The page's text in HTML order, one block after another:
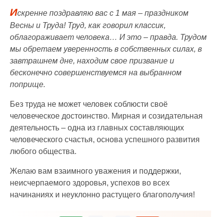
Искренне поздравляю вас с 1 мая – праздником
Весны и Труда! Труд, как говорил классик,
облагораживает человека… И это – правда. Трудом
мы обретаем уверенность в собственных силах, в
завтрашнем дне, находим свое призвание и
бесконечно совершенствуемся на выбранном
поприще.
Без труда не может человек соблюсти своё
человеческое достоинство. Мирная и созидательная
деятельность – одна из главных составляющих
человеческого счастья, основа успешного развития
любого общества.
Желаю вам взаимного уважения и поддержки,
неисчерпаемого здоровья, успехов во всех
начинаниях и неуклонно растущего благополучия!